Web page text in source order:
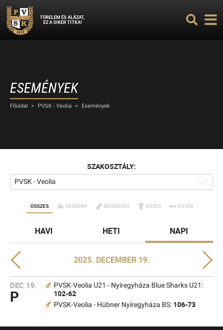
TÜRELEM ÉS ALÁZAT,
EZ A SIKER TITKA!
ESEMÉNYEK
Főoldal > PVSK - Veolia > Események
SZAKOSZTÁLY:
PVSK - Veolia
ÖSSZES VERSENY MÉRKŐZÉS EDZÉS EGYÉB
HAVI HETI NAPI
2025. DECEMBER 19.
DEC 19.
P
PVSK-Veolia U21 - Nyíregyháza Blue Sharks U21:
102-62
PVSK-Veolia - Hübner Nyíregyháza BS: 106-73